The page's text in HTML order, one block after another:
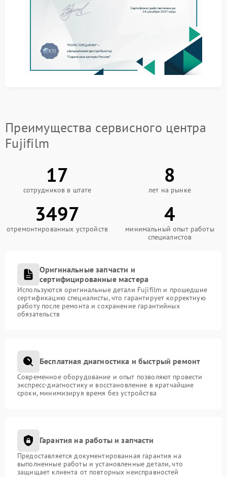
Обслуживание камеры строится по четкому
алгоритму, который применяет и Сервисный центр
первичная диагностика и анализ симптомов;
локализация проблемного узла;
ремонт с последующей настройкой.
Такой подход обеспечивает корректную работу
Преимущества сервисного центра
Fujifilm
17
сотрудников в штате
8
лет на рынке
3497
отремонтированных устройств
4
минимальный опыт работы
специалистов
Оригинальные запчасти и
сертифицированные мастера
Используются оригинальные детали Fujifilm и прошедшие
сертификацию специалисты, что гарантирует корректную
работу после ремонта и сохранение гарантийных
обязательств
Бесплатная диагностика и быстрый ремонт
Современное оборудование и опыт позволяют провести
экспресс-диагностику и восстановление в кратчайшие
сроки, минимизируя время без устройства
Гарантия на работы и запчасти
Предоставляется документированная гарантия на
выполненные работы и установленные детали, что
защищает клиента от повторных неисправностей